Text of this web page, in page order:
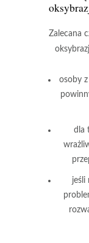
Zalecana
osoby
dla
jeśli